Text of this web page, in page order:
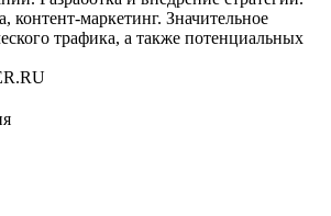
контент-маркетинг. Значительное
трафика, а также потенциальных